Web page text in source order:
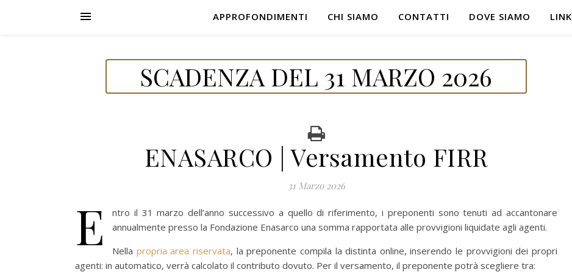
APPROFONDIMENTI CHI SIAMO CONTATTI DOVE SIAMO LINK
SCADENZA DEL 31 MARZO 2026
ENASARCO | Versamento FIRR
31 Marzo 2026
E
ntro il 31 marzo dell’anno successivo a quello di riferimento, i preponenti sono tenuti ad accantonare
annualmente presso la Fondazione Enasarco una somma rapportata alle provvigioni liquidate agli agenti.
Nella propria area riservata, la preponente compila la distinta online, inserendo le provvigioni dei propri
agenti: in automatico, verrà calcolato il contributo dovuto. Per il versamento, il preponente potrà scegliere tra: